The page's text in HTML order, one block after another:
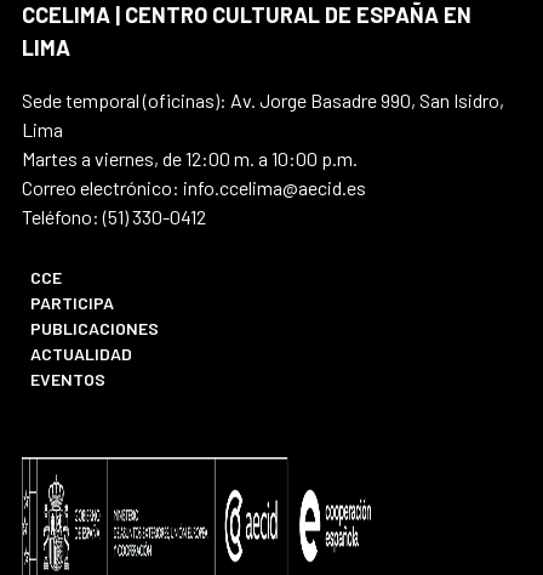
CCELIMA | CENTRO CULTURAL DE ESPAÑA EN
LIMA
Sede temporal (oficinas): Av. Jorge Basadre 990, San Isidro,
Lima
Martes a viernes, de 12:00 m. a 10:00 p.m.
Correo electrónico: info.ccelima@aecid.es
Teléfono: (51) 330-0412
CCE
PARTICIPA
PUBLICACIONES
ACTUALIDAD
EVENTOS